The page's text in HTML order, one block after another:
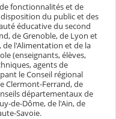
fonctionnalités et de
du public et des
éducative du second
de Grenoble, de Lyon et
de l'Alimentation et de la
(enseignants, élèves,
agents de
le Conseil régional
Clermont-Ferrand, de
départementaux de
de-Dôme, de l'Ain, de
Savoie.